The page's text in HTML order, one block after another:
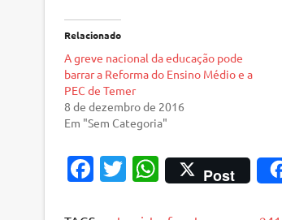
Relacionado
A greve nacional da educação pode
barrar a Reforma do Ensino Médio e a
PEC de Temer
8 de dezembro de 2016
Em "Sem Categoria"
Fa T W
Post